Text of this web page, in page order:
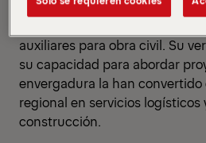
El Cocherito e Hijos S.L.
auxiliares para obra civil. Su
su capacidad para abordar
envergadura la han
regional en servicios logísticos
construcción.